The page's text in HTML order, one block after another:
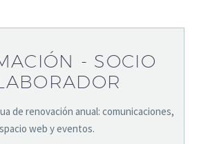
- SOCIO
de renovación anual: comunicaciones,
web y eventos.